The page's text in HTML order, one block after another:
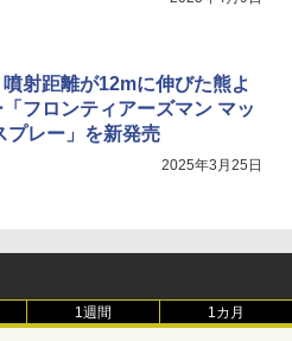
射距離が12mに伸びた熊よ
フロンティアーズマン マッ
プレー」を新発売
2025年3月25日
1週間 1カ月